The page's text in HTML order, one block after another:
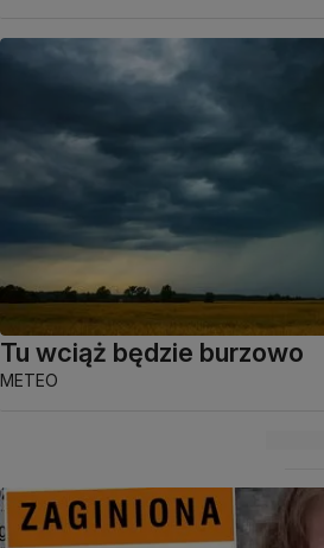
Tu wciąż będzie burzowo
METEO